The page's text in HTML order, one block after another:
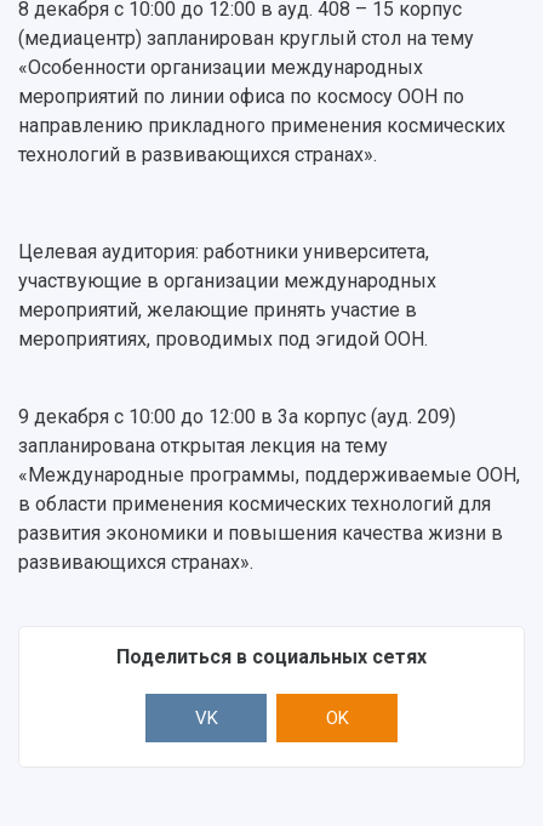
Институты и факультеты
Кафедры
Научные подразделения
Отделы и службы
Общественные организации
Институт искусственного интеллекта
Архив
Фирменный стиль
Устойчивое развитие
Кампус
3D-тур по университету
Музеи
Учебный аэродром
Центр истории авиационных двигателей
Ботанический сад
Сведения об образовательной организации
Официальные документы
Просветительский проект "Одержимы
Тестирование иностранных граждан на
знание русского языка, истории России и
основ законодательства РФ
Платные образовательные услуги
Библиотека
Видеолекции
исследовательской деятельностью
Материальная база
Подразделения научного обслуживания
Организационные документы
Результаты научно-исследовательской
Конкурсы научных проектов и грантов
Областной конкурс "Молодой учёный"
Отчеты о научно-исследовательской
деятельности
Патенты
Публикации и издания
Отчеты о проведенных конференциях
8 декабря с 10:00 до 12:00 в ауд. 408 – 15 корпус
(медиацентр) запланирован круглый стол на тему
«Особенности организации международных
мероприятий по линии офиса по космосу ООН по
направлению прикладного применения космических
технологий в развивающихся странах».
Целевая аудитория: работники университета,
участвующие в организации международных
мероприятий, желающие принять участие в
мероприятиях, проводимых под эгидой ООН.
9 декабря с 10:00 до 12:00 в 3а корпус (ауд. 209)
запланирована открытая лекция на тему
«Международные программы, поддерживаемые ООН,
в области применения космических технологий для
развития экономики и повышения качества жизни в
развивающихся странах».
Поделиться в социальных сетях
VK OK